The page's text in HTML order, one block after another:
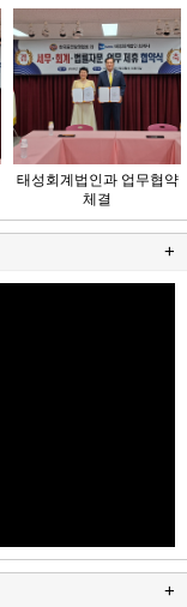
태성회계법인과 업무협약
체결
+
+